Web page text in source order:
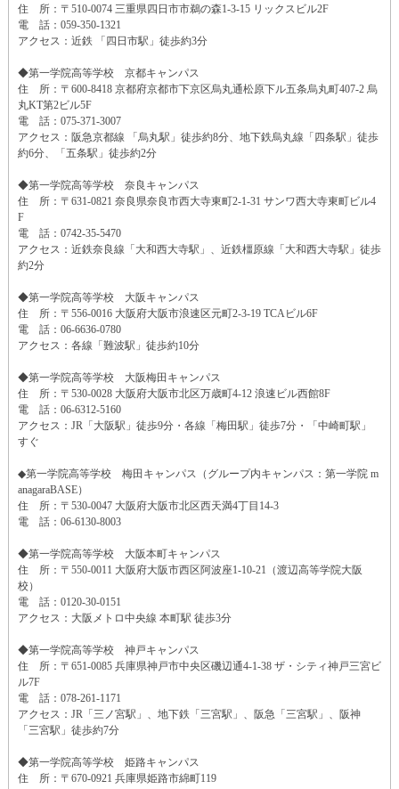
住 所：〒510-0074 三重県四日市市鵜の森1-3-15 リックスビル2F
電 話：059-350-1321
アクセス：近鉄 「四日市駅」徒歩約3分
◆第一学院高等学校 京都キャンパス
住 所：〒600-8418 京都府京都市下京区烏丸通松原下ル五条烏丸町407-2 烏
丸KT第2ビル5F
電 話：075-371-3007
アクセス：阪急京都線 「烏丸駅」徒歩約8分、地下鉄烏丸線「四条駅」徒歩
約6分、「五条駅」徒歩約2分
◆第一学院高等学校 奈良キャンパス
住 所：〒631-0821 奈良県奈良市西大寺東町2-1-31 サンワ西大寺東町ビル4
F
電 話：0742-35-5470
アクセス：近鉄奈良線「大和西大寺駅」、近鉄橿原線「大和西大寺駅」徒歩
約2分
◆第一学院高等学校 大阪キャンパス
住 所：〒556-0016 大阪府大阪市浪速区元町2-3-19 TCAビル6F
電 話：06-6636-0780
アクセス：各線「難波駅」徒歩約10分
◆第一学院高等学校 大阪梅田キャンパス
住 所：〒530-0028 大阪府大阪市北区万歳町4-12 浪速ビル西館8F
電 話：06-6312-5160
アクセス：JR「大阪駅」徒歩9分・各線「梅田駅」徒歩7分・「中崎町駅」
すぐ
◆第一学院高等学校 梅田キャンパス（グループ内キャンパス：第一学院 m
anagaraBASE）
住 所：〒530-0047 大阪府大阪市北区西天満4丁目14-3
電 話：06-6130-8003
◆第一学院高等学校 大阪本町キャンパス
住 所：〒550-0011 大阪府大阪市西区阿波座1-10-21（渡辺高等学院大阪
校）
電 話：0120-30-0151
アクセス：大阪メトロ中央線 本町駅 徒歩3分
◆第一学院高等学校 神戸キャンパス
住 所：〒651-0085 兵庫県神戸市中央区磯辺通4-1-38 ザ・シティ神戸三宮ビ
ル7F
電 話：078-261-1171
アクセス：JR「三ノ宮駅」、地下鉄「三宮駅」、阪急「三宮駅」、阪神
「三宮駅」徒歩約7分
◆第一学院高等学校 姫路キャンパス
住 所：〒670-0921 兵庫県姫路市綿町119